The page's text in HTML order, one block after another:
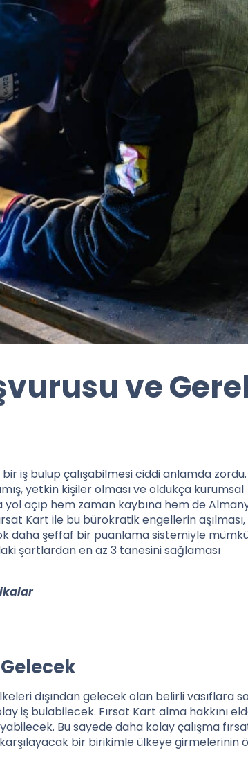
ve
iş bulup çalışabilmesi ciddi anlamda zordu.
yetkin kişiler olması ve oldukça kurumsal
açıp hem zaman kaybına hem de
Kart ile bu bürokratik engellerin aşılması,
daha şeffaf bir puanlama sistemiyle
şartlardan en az 3 tanesini sağlaması
dışından gelecek olan belirli vasıflara
iş bulabilecek. Fırsat Kart alma hakkını
Bu sayede daha kolay çalışma
bir birikimle ülkeye girmelerinin